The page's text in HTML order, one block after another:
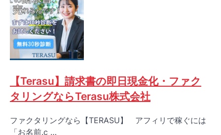
【Terasu】請求書の即日現金化・ファク
タリングならTerasu株式会社
ファクタリングなら【TERASU】 アフィリで稼ぐには
「お名前.c …